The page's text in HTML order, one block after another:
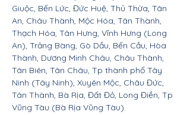
Giuộc, Bến Lức, Đức Huệ, Thủ Thừa, Tân
An, Châu Thành, Mộc Hóa, Tân Thành,
Thạch Hóa, Tân Hưng, Vĩnh Hưng (Long
An), Trảng Bàng, Gò Dầu, Bến Cầu, Hòa
Thành, Dương Minh Châu, Châu Thành,
Tân Biên, Tân Châu, Tp thành phố Tây
Ninh (Tây Ninh), Xuyên Mộc, Châu Đức,
Tân Thành, Bà Rịa, Đất Đỏ, Long Điền, Tp
Vũng Tàu (Bà Rịa Vũng Tàu).